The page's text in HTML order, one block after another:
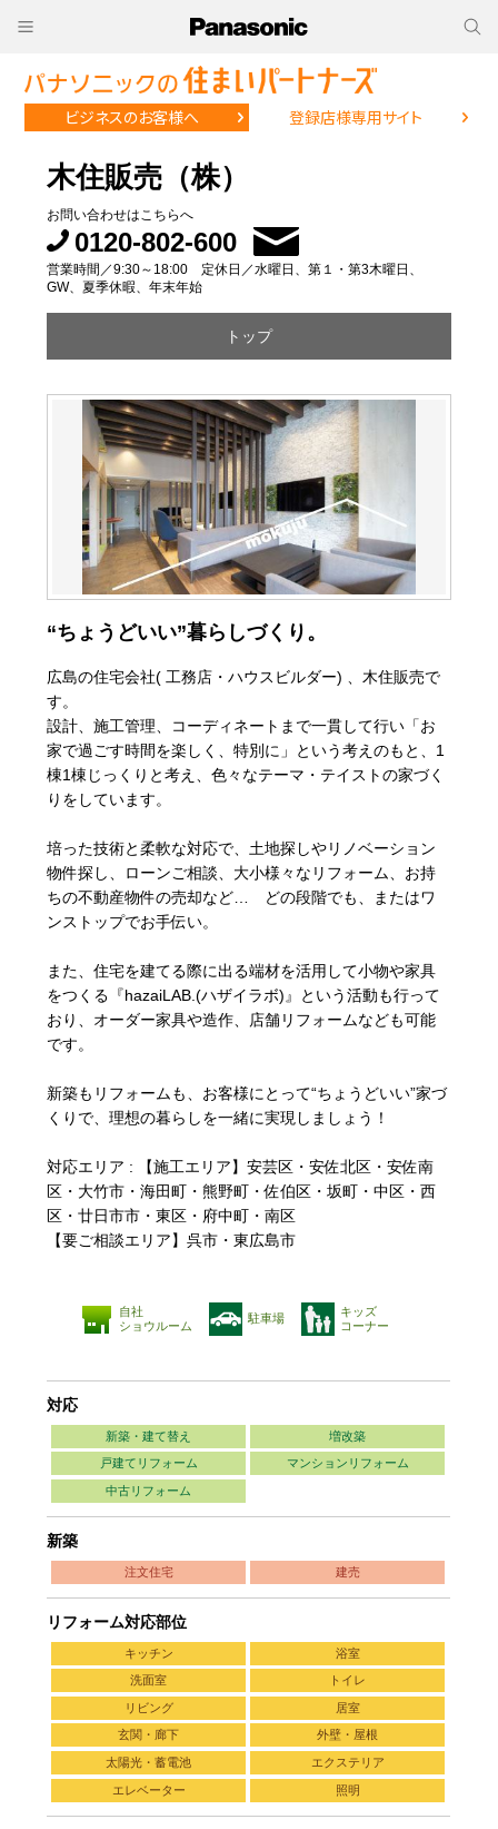
ビジネスのお客様へ 登録店様専用サイト
木住販売（株）
お問い合わせはこちらへ
0120-802-600
営業時間／9:30～18:00 定休日／水曜日、第１・第3木曜日、
GW、夏季休暇、年末年始
トップ
“ちょうどいい”暮らしづくり。
広島の住宅会社( 工務店・ハウスビルダー) 、木住販売で
す。
設計、施工管理、コーディネートまで一貫して行い「お
家で過ごす時間を楽しく、特別に」という考えのもと、1
棟1棟じっくりと考え、色々なテーマ・テイストの家づく
りをしています。
培った技術と柔軟な対応で、土地探しやリノベーション
物件探し、ローンご相談、大小様々なリフォーム、お持
ちの不動産物件の売却など… どの段階でも、またはワ
ンストップでお手伝い。
また、住宅を建てる際に出る端材を活用して小物や家具
をつくる『hazaiLAB.(ハザイラボ)』という活動も行って
おり、オーダー家具や造作、店舗リフォームなども可能
です。
新築もリフォームも、お客様にとって“ちょうどいい”家づ
くりで、理想の暮らしを一緒に実現しましょう！
対応エリア : 【施工エリア】安芸区・安佐北区・安佐南
区・大竹市・海田町・熊野町・佐伯区・坂町・中区・西
区・廿日市市・東区・府中町・南区
【要ご相談エリア】呉市・東広島市
自社
ショウルーム
駐車場
キッズ
コーナー
対応
新築・建て替え 増改築
戸建てリフォーム マンションリフォーム
中古リフォーム
新築
注文住宅 建売
リフォーム対応部位
キッチン 浴室
洗面室 トイレ
リビング 居室
玄関・廊下 外壁・屋根
太陽光・蓄電池 エクステリア
エレベーター 照明